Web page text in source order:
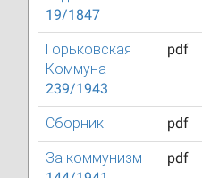
19/1847
Горьковская
Коммуна
239/1943
pdf
Сборник pdf
За коммунизм
pdf